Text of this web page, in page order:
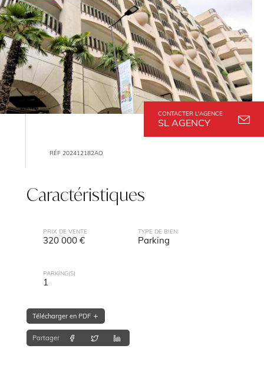
CONTACTER L'AGENCE
SL AGENCY
RÉF 202412182AO
Caractéristiques
PRIX DE VENTE
320 000 €
TYPE DE BIEN
Parking
PARKING(S)
1
Télécharger en PDF
Partager